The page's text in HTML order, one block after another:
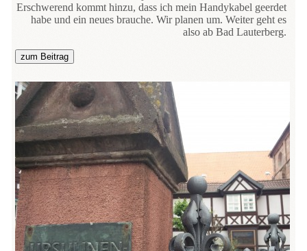
Erschwerend kommt hinzu, dass ich mein Handykabel geerdet
habe und ein neues brauche. Wir planen um. Weiter geht es
also ab Bad Lauterberg.
zum Beitrag